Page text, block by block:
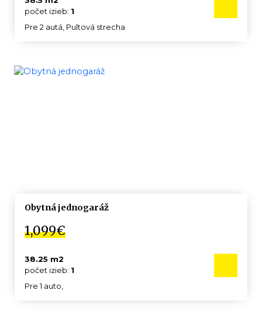
počet izieb: 1
Pre 2 autá, Pultová strecha
Obytná jednogaráž
1,099€
38.25 m2
počet izieb: 1
Pre 1 auto,